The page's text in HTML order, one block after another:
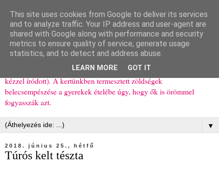
Ízőrző
Kisgyerekes család kipróbált, többnyire egészséges ételeket
bemutató receptjei a mindennapokra (mert a papírfecniket folyton
elhagyom) és gyerekeimnek ajándékba (mint régen, csak ez nem
kézzel íródott). A kertünkben termesztett zöldségek
belecsempészése a gyerekek ételébe úgy, hogy ők is örömmel
fogyasszák azt.
▼
2018. június 25., hétfő
Túrós kelt tészta
This site uses cookies from Google to deliver its services
and to analyze traffic. Your IP address and user-agent are
shared with Google along with performance and security
metrics to ensure quality of service, generate usage
statistics, and to detect and address abuse.
LEARN MORE GOT IT